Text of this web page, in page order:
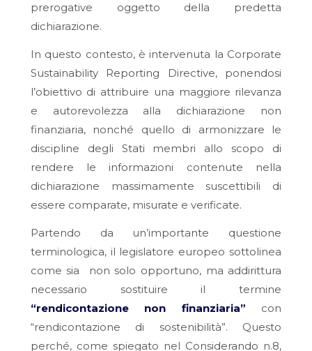
prerogative oggetto della predetta
dichiarazione.
In questo contesto, è intervenuta la Corporate
Sustainability Reporting Directive, ponendosi
l’obiettivo di attribuire una maggiore rilevanza
e autorevolezza alla dichiarazione non
finanziaria, nonché quello di armonizzare le
discipline degli Stati membri allo scopo di
rendere le informazioni contenute nella
dichiarazione massimamente suscettibili di
essere comparate, misurate e verificate.
Partendo da un’importante questione
terminologica, il legislatore europeo sottolinea
come sia non solo opportuno, ma addirittura
necessario sostituire il termine
“rendicontazione non finanziaria” con
“rendicontazione di sostenibilità”. Questo
perché, come spiegato nel Considerando n.8,